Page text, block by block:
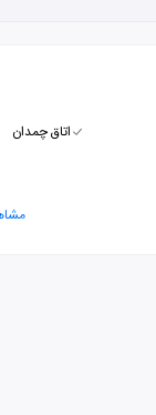
اتاق چمدان